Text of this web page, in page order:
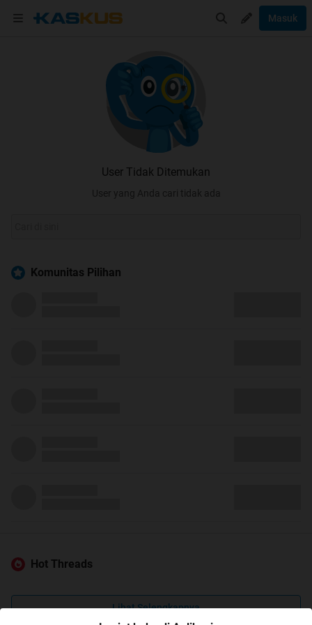
Masuk
User Tidak Ditemukan
User yang Anda cari tidak ada
Komunitas Pilihan
Hot Threads
Lihat Selengkapnya